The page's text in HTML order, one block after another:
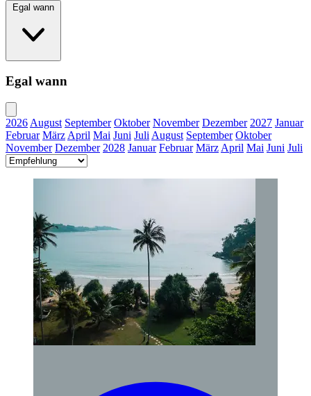
Egal wann
Egal wann
2026 August September Oktober November Dezember 2027 Januar
Februar März April Mai Juni Juli August September Oktober
November Dezember 2028 Januar Februar März April Mai Juni Juli